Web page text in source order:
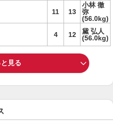
11 13
小林 徹
弥
(56.0kg)
4 12
黛 弘人
(56.0kg)
見る